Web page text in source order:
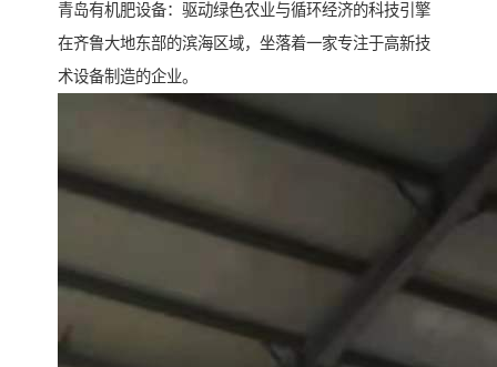
青岛有机肥设备：驱动绿色农业与循环经济的科技引擎
在齐鲁大地东部的滨海区域，坐落着一家专注于高新技
术设备制造的企业。